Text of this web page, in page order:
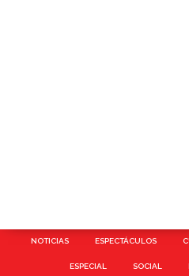
NOTICIAS ESPECTÁCULOS
ESPECIAL SOCIAL